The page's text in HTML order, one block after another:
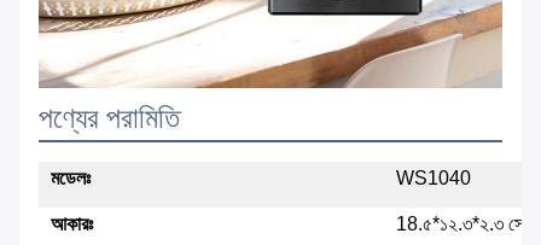
পণ্যের পরামিতি
মডেলঃ WS1040
আকারঃ 18.৫*১২.৩*২.৩ সেমি